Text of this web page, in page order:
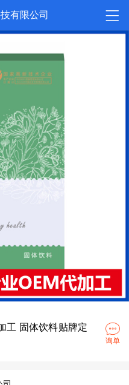
有限公司
工 固体饮料贴牌定
询单